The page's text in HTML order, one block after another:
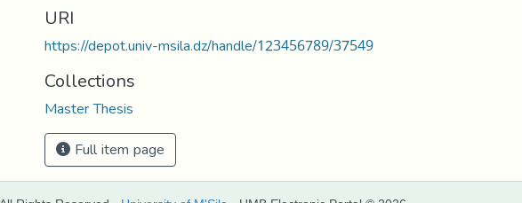
URI
https://depot.univ-msila.dz/handle/123456789/37549
Collections
Master Thesis
Full item page